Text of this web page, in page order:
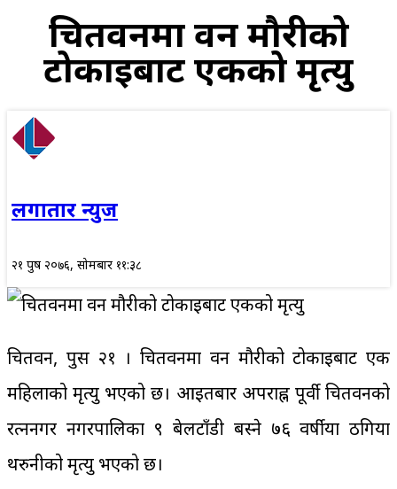
चितवनमा वन मौरीको
टोकाइबाट एकको मृत्यु
लगातार न्युज
२१ पुष २०७६, सोमबार ११:३८
चितवन, पुस २१ । चितवनमा वन मौरीको टोकाइबाट एक
महिलाको मृत्यु भएको छ। आइतबार अपराह्न पूर्वी चितवनको
रत्ननगर नगरपालिका ९ बेलटाँडी बस्ने ७६ वर्षीया ठगिया
थरुनीको मृत्यु भएको छ।